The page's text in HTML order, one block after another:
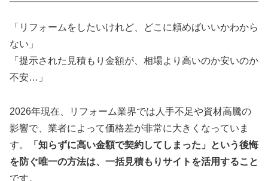
「リフォームをしたいけれど、どこに頼めばいいかわから
ない」
「提示された見積もり金額が、相場より高いのか安いのか
不安…」
2026年現在、リフォーム業界では人手不足や資材高騰の
影響で、業者によって価格差が非常に大きくなっていま
す。
「知らずに高い金額で契約してしまった」という後悔
を防ぐ唯一の方法は、一括見積もりサイトを活用すること
です。